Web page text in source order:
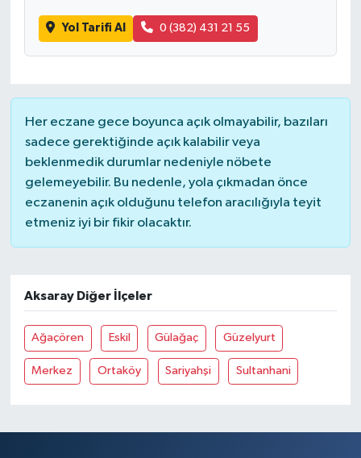
Yol Tarifi Al 0 (382) 431 21 55
Her eczane gece boyunca açık olmayabilir, bazıları
sadece gerektiğinde açık kalabilir veya
beklenmedik durumlar nedeniyle nöbete
gelemeyebilir. Bu nedenle, yola çıkmadan önce
eczanenin açık olduğunu telefon aracılığıyla teyit
etmeniz iyi bir fikir olacaktır.
Aksaray Diğer İlçeler
Ağaçören Eskil Gülağaç Güzelyurt
Merkez Ortaköy Sariyahşi Sultanhani